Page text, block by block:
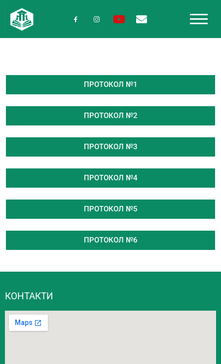
ПРОТОКОЛ №1
ПРОТОКОЛ №2
ПРОТОКОЛ №3
ПРОТОКОЛ №4
ПРОТОКОЛ №5
ПРОТОКОЛ №6
КОНТАКТИ